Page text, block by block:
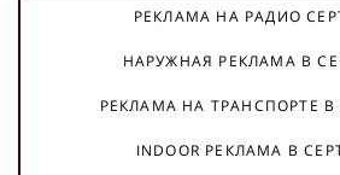
РЕКЛАМА НА РАДИО
НАРУЖНАЯ РЕКЛАМА В
РЕКЛАМА НА ТРАНСПОРТЕ
INDOOR РЕКЛАМА В